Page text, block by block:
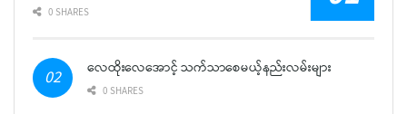
0 SHARES
လေထိုးလေအောင့် သက်သာစေမယ့်နည်းလမ်းများ
0 SHARES